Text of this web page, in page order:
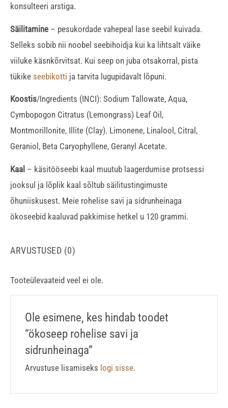
konsulteeri arstiga.
Säilitamine – pesukordade vahepeal lase seebil kuivada.
Selleks sobib nii noobel seebihoidja kui ka lihtsalt väike
viiluke käsnkõrvitsat. Kui seep on juba otsakorral, pista
tükike seebikotti ja tarvita lugupidavalt lõpuni.
Koostis/Ingredients (INCI): Sodium Tallowate, Aqua,
Cymbopogon Citratus (Lemongrass) Leaf Oil,
Montmorillonite, Illite (Clay). Limonene, Linalool, Citral,
Geraniol, Beta Caryophyllene, Geranyl Acetate.
Kaal – käsitööseebi kaal muutub laagerdumise protsessi
jooksul ja lõplik kaal sõltub säilitustingimuste
õhuniiskusest. Meie rohelise savi ja sidrunheinaga
ökoseebid kaaluvad pakkimise hetkel u 120 grammi.
ARVUSTUSED (0)
Tooteülevaateid veel ei ole.
Ole esimene, kes hindab toodet
“ökoseep rohelise savi ja
sidrunheinaga”
Arvustuse lisamiseks logi sisse.